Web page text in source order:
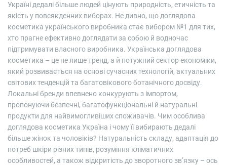
Україні дедалі більше людей цінують природність, етичність та
якість у повсякденних виборах. Не дивно, що доглядова
косметика українського виробника стає вибором №1 для тих,
хто прагне ефективно доглядати за собою й водночас
підтримувати власного виробника. Українська доглядова
косметика – це не лише тренд, а й потужний сектор економіки,
який розвивається на основі сучасних технологій, актуальних
світових тенденцій та багатовікового ботанічного досвіду.
Локальні бренди впевнено конкурують з імпортом,
пропонуючи безпечні, багатофункціональні й натуральні
продукти для найвимогливіших споживачів. Чим особлива
доглядова косметика Україна і чому її вибирають дедалі
більше жінок та чоловіків? Натуральність складу, адаптація до
потреб шкіри різних типів, розуміння кліматичних
особливостей, а також відкритість до зворотного зв’язку – ось